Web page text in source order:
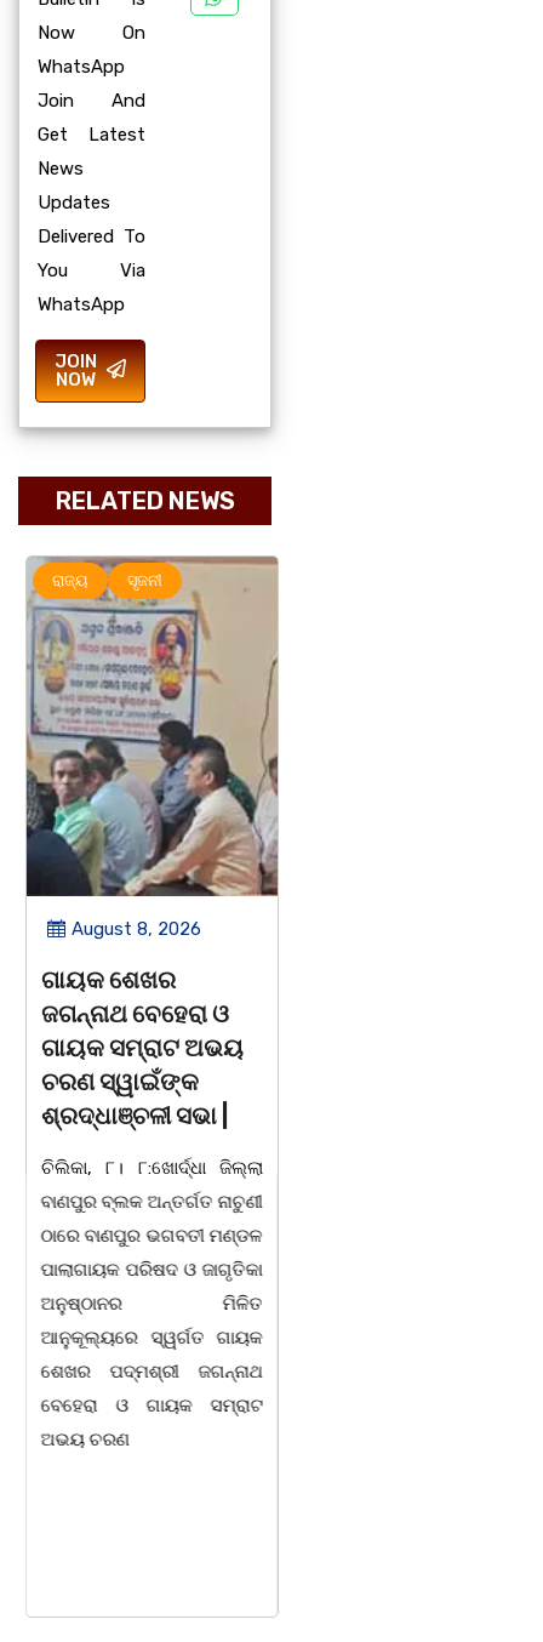
Now On
WhatsApp
Join And
Get Latest
News
Updates
Delivered To
You Via
WhatsApp
JOIN
NOW
RELATED NEWS
ରାଜ୍ୟ ସୃଜନୀ
August 8, 2026
ଗାୟକ ଶେଖର
ଜଗନ୍ନାଥ ବେହେରା ଓ
ଗାୟକ ସମ୍ରାଟ ଅଭୟ
ଚରଣ ସ୍ୱାଇଁଙ୍କ
ଶ୍ରଦ୍ଧାଞ୍ଚଳୀ ସଭା |
ଚିଲିକା, ୮। ୮:ଖୋର୍ଦ୍ଧା ଜିଲ୍ଲା
ବାଣପୁର ବ୍ଲକ ଅନ୍ତର୍ଗତ ନାଚୁଣୀ
ଠାରେ ବାଣପୁର ଭଗବତୀ ମଣ୍ଡଳ
ପାଲାଗାୟକ ପରିଷଦ ଓ ଜାଗୃତିକା
ଅନୁଷ୍ଠାନର ମିଳିତ
ଆନୁକୂଲ୍ୟରେ ସ୍ୱର୍ଗତ ଗାୟକ
ଶେଖର ପଦ୍ମଶ୍ରୀ ଜଗନ୍ନାଥ
ବେହେରା ଓ ଗାୟକ ସମ୍ରାଟ
ଅଭୟ ଚରଣ